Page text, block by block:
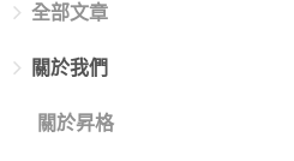
全部文章
關於我們
關於昇格